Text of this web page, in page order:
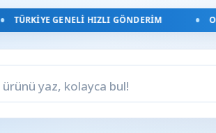
TÜRKIYE GENELI HIZLI GÖNDERIM